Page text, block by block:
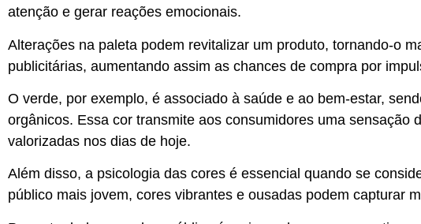
atenção e gerar reações emocionais.
Alterações na paleta podem revitalizar um produto, tornando-o
publicitárias, aumentando assim as chances de compra por
O verde, por exemplo, é associado à saúde e ao bem-estar,
orgânicos. Essa cor transmite aos consumidores uma
valorizadas nos dias de hoje.
Além disso, a psicologia das cores é essencial quando se
público mais jovem, cores vibrantes e ousadas podem capturar